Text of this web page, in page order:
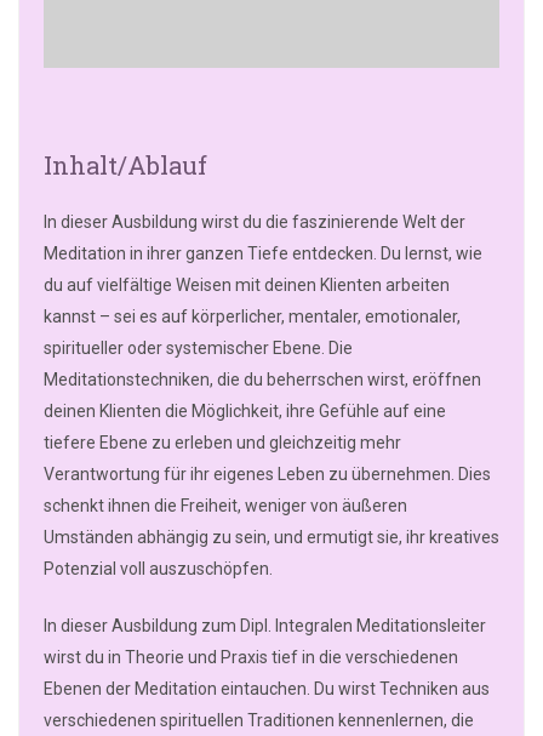
Inhalt/Ablauf
In dieser Ausbildung wirst du die faszinierende Welt der
Meditation in ihrer ganzen Tiefe entdecken. Du lernst, wie
du auf vielfältige Weisen mit deinen Klienten arbeiten
kannst – sei es auf körperlicher, mentaler, emotionaler,
spiritueller oder systemischer Ebene. Die
Meditationstechniken, die du beherrschen wirst, eröffnen
deinen Klienten die Möglichkeit, ihre Gefühle auf eine
tiefere Ebene zu erleben und gleichzeitig mehr
Verantwortung für ihr eigenes Leben zu übernehmen. Dies
schenkt ihnen die Freiheit, weniger von äußeren
Umständen abhängig zu sein, und ermutigt sie, ihr kreatives
Potenzial voll auszuschöpfen.
In dieser Ausbildung zum Dipl. Integralen Meditationsleiter
wirst du in Theorie und Praxis tief in die verschiedenen
Ebenen der Meditation eintauchen. Du wirst Techniken aus
verschiedenen spirituellen Traditionen kennenlernen, die